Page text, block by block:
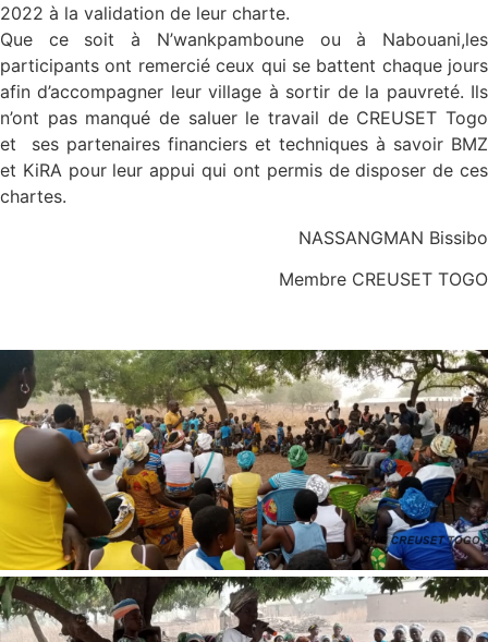
2022 à la validation de leur charte.
Que ce soit à N’wankpamboune ou à Nabouani,les
participants ont remercié ceux qui se battent chaque jours
afin d’accompagner leur village à sortir de la pauvreté. Ils
n’ont pas manqué de saluer le travail de CREUSET Togo
et ses partenaires financiers et techniques à savoir BMZ
et KiRA pour leur appui qui ont permis de disposer de ces
chartes.
NASSANGMAN Bissibo
Membre CREUSET TOGO